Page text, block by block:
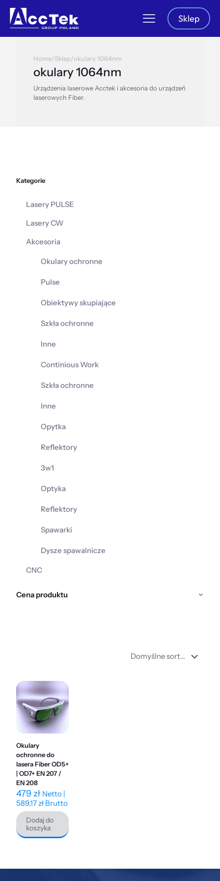
Sklep
Home/Sklep/okulary 1064nm
okulary 1064nm
Urządzenia laserowe Acctek i akcesoria do urządzeń
laserowych Fiber.
Kategorie
Lasery PULSE
Lasery CW
Akcesoria
Okulary ochronne
Pulse
Obiektywy skupiające
Szkła ochronne
Inne
Continious Work
Szkła ochronne
Inne
Opytka
Reflektory
3w1
Optyka
Reflektory
Spawarki
Dysze spawalnicze
CNC
Cena produktu
Okulary
ochronne do
lasera Fiber OD5+
| OD7+ EN 207 /
EN 208
479 zł Netto |
589,17zł Brutto
Dodaj do
koszyka